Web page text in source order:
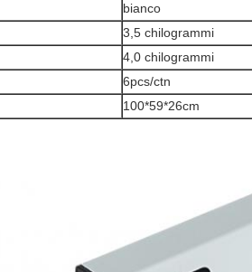
bianco
3,5 chilogrammi
4,0 chilogrammi
6pcs/ctn
100*59*26cm